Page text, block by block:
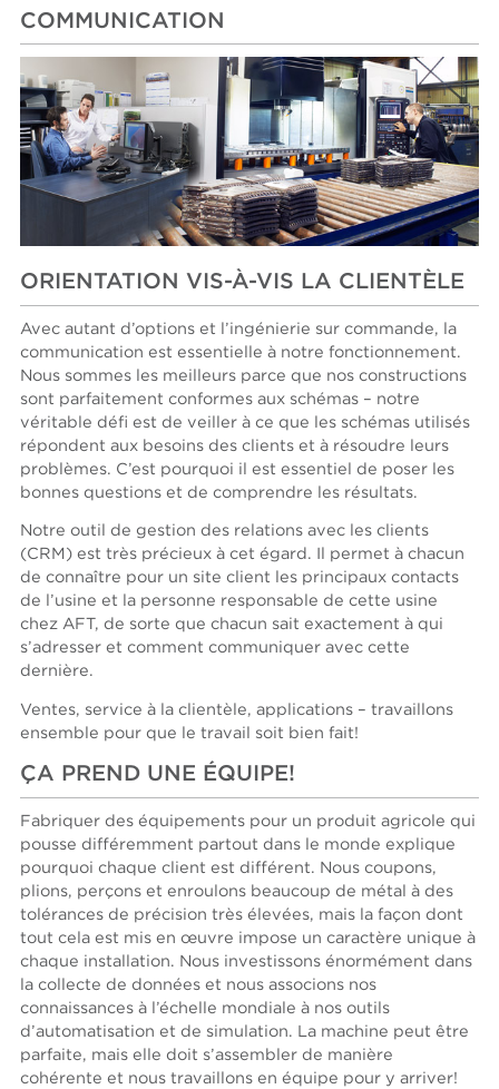
COMMUNICATION
ORIENTATION VIS-À-VIS LA CLIENTÈLE
Avec autant d’options et l’ingénierie sur commande, la
communication est essentielle à notre fonctionnement.
Nous sommes les meilleurs parce que nos constructions
sont parfaitement conformes aux schémas – notre
véritable défi est de veiller à ce que les schémas utilisés
répondent aux besoins des clients et à résoudre leurs
problèmes. C’est pourquoi il est essentiel de poser les
bonnes questions et de comprendre les résultats.
Notre outil de gestion des relations avec les clients
(CRM) est très précieux à cet égard. Il permet à chacun
de connaître pour un site client les principaux contacts
de l’usine et la personne responsable de cette usine
chez AFT, de sorte que chacun sait exactement à qui
s’adresser et comment communiquer avec cette
dernière.
Ventes, service à la clientèle, applications – travaillons
ensemble pour que le travail soit bien fait!
ÇA PREND UNE ÉQUIPE!
Fabriquer des équipements pour un produit agricole qui
pousse différemment partout dans le monde explique
pourquoi chaque client est différent. Nous coupons,
plions, perçons et enroulons beaucoup de métal à des
tolérances de précision très élevées, mais la façon dont
tout cela est mis en œuvre impose un caractère unique à
chaque installation. Nous investissons énormément dans
la collecte de données et nous associons nos
connaissances à l’échelle mondiale à nos outils
d’automatisation et de simulation. La machine peut être
parfaite, mais elle doit s’assembler de manière
cohérente et nous travaillons en équipe pour y arriver!